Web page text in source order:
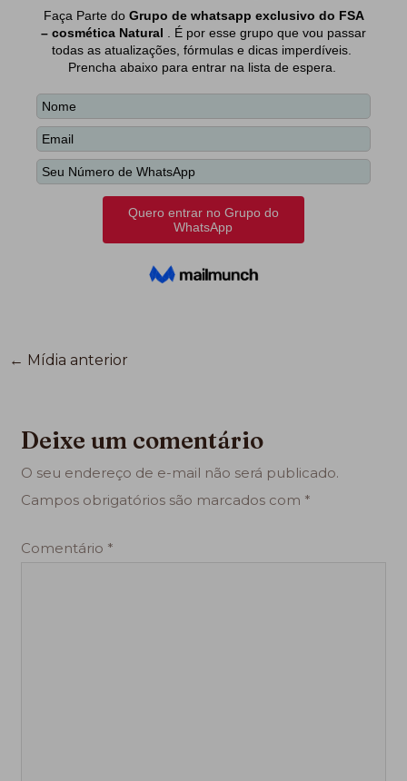
← Mídia anterior
Deixe um comentário
O seu endereço de e-mail não será publicado.
Campos obrigatórios são marcados com *
Comentário *